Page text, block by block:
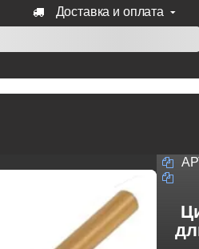
Доставка и оплата
Tupai, Extreza, Melodia,